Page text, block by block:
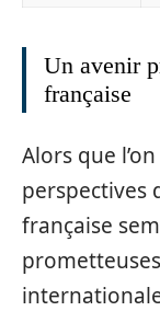
Un avenir
française
Alors que
perspectives
française